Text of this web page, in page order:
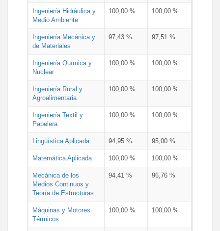
Ingeniería Hidráulica y
Medio Ambiente
100,00 % 100,00 %
Ingeniería Mecánica y
de Materiales
97,43 % 97,51 %
Ingeniería Química y
Nuclear
100,00 % 100,00 %
Ingeniería Rural y
Agroalimentaria
100,00 % 100,00 %
Ingeniería Textil y
Papelera
100,00 % 100,00 %
Lingüística Aplicada 94,95 % 95,00 %
Matemática Aplicada 100,00 % 100,00 %
Mecánica de los
Medios Continuos y
Teoría de Estructuras
94,41 % 96,76 %
Máquinas y Motores
Térmicos
100,00 % 100,00 %